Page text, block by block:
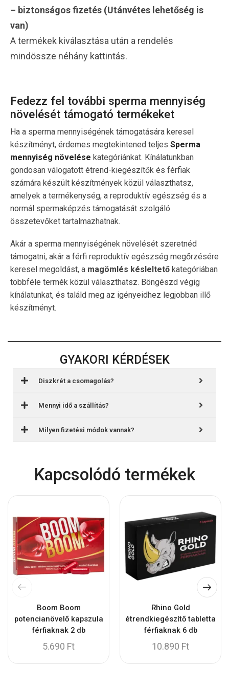
– biztonságos fizetés (Utánvétes lehetőség is
van)
A termékek kiválasztása után a rendelés
mindössze néhány kattintás.
Fedezz fel további sperma mennyiség
növelését támogató termékeket
Ha a sperma mennyiségének támogatására keresel
készítményt, érdemes megtekintened teljes Sperma
mennyiség növelése kategóriánkat. Kínálatunkban
gondosan válogatott étrend-kiegészítők és férfiak
számára készült készítmények közül választhatsz,
amelyek a termékenység, a reproduktív egészség és a
normál spermaképzés támogatását szolgáló
összetevőket tartalmazhatnak.
Akár a sperma mennyiségének növelését szeretnéd
támogatni, akár a férfi reproduktív egészség megőrzésére
keresel megoldást, a magömlés késleltető kategóriában
többféle termék közül választhatsz. Böngészd végig
kínálatunkat, és találd meg az igényeidhez legjobban illő
készítményt.
GYAKORI KÉRDÉSEK
Diszkrét a csomagolás?
Mennyi idő a szállítás?
Milyen fizetési módok vannak?
Kapcsolódó termékek
Boom Boom
potencianövelő kapszula
férfiaknak 2 db
5.690 Ft
Rhino Gold
étrendkiegészítő tabletta
férfiaknak 6 db
10.890 Ft